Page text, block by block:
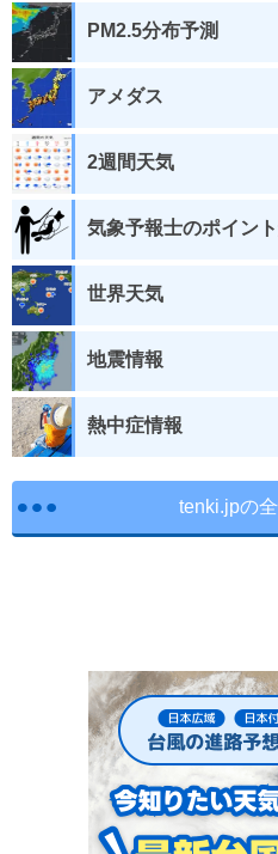
PM2.5分布予測
アメダス
2週間天気
気象予報士のポイン
世界天気
地震情報
熱中症情報
tenki.jpの